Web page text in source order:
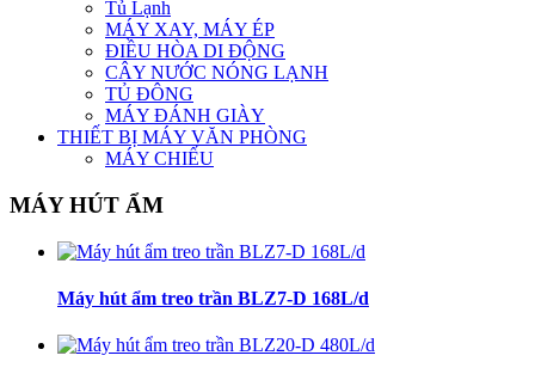
Tủ Lạnh
MÁY XAY, MÁY ÉP
ĐIỀU HÒA DI ĐỘNG
CÂY NƯỚC NÓNG LẠNH
TỦ ĐÔNG
MÁY ĐÁNH GIÀY
THIẾT BỊ MÁY VĂN PHÒNG
MÁY CHIẾU
MÁY HÚT ẨM
Máy hút ẩm treo trần BLZ7-D 168L/d